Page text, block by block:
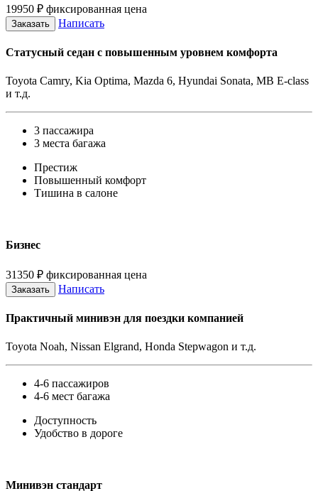
19950 ₽ фиксированная цена
Заказать Написать
Статусный седан с повышенным уровнем комфорта
Toyota Camry, Kia Optima, Mazda 6, Hyundai Sonata, MB E-class
и т.д.
3 пассажира
3 места багажа
Престиж
Повышенный комфорт
Тишина в салоне
Бизнес
31350 ₽ фиксированная цена
Заказать Написать
Практичный минивэн для поездки компанией
Toyota Noah, Nissan Elgrand, Honda Stepwagon и т.д.
4-6 пассажиров
4-6 мест багажа
Доступность
Удобство в дороге
Минивэн стандарт